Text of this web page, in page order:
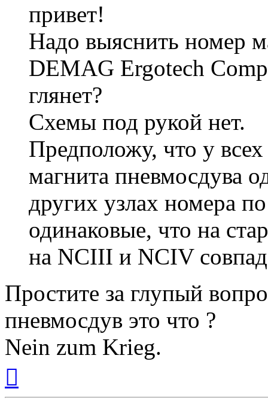
привет!
Надо выяснить номер
DEMAG Ergotech
глянет?
Схемы под рукой нет.
Предположу, что у
магнита пневмосдува
других узлах номера
одинаковые, что на
на NCIII и NCIV
Простите за глупый
пневмосдув это что ?
Nein zum Krieg.
началу